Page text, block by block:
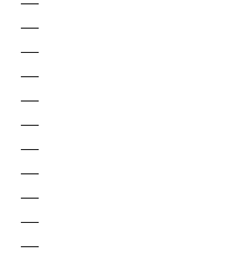
—
—
—
—
—
—
—
—
—
—